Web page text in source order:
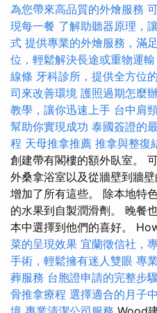
為您帶來高品質的外燴服務
現每一餐 了解助聽器原理，
式 提供專業的外燴服務，滿
位，輕鬆解決長途或重物運輸
線條 牙科診所，提供全方位
司來改善環境 護照過期怎麼
教學，讓你迅速上手 台中肩
幫助你實現成功 泰國簽證的
程 天母推拿推薦 推拿與整復
創建帶有閣樓的額外臥室。
外桑拿浴室以及從牆壁到牆
增加了所有這些。 除本地特
的水果到自製潤滑劑。 晚餐
本中選擇到他們的喜好。
菜的呈現效果 宜蘭徵信社，
手術，輕鬆擁有迷人雙眼 專
葬服務 台胞證申請的完整步驟
骨推拿療程 選擇適合的月子